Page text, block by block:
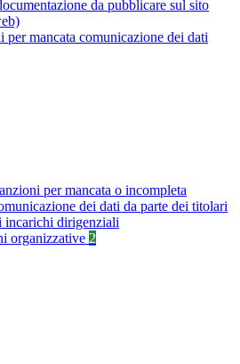
da pubblicare sul sito
per mancata comunicazione dei dati
per mancata o incompleta
dei dati da parte dei titolari
incarichi dirigenziali
organizzative 2